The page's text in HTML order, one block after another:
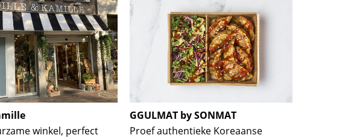
winkel, perfect
GGULMAT by SONMAT
Proef authentieke Koreaanse